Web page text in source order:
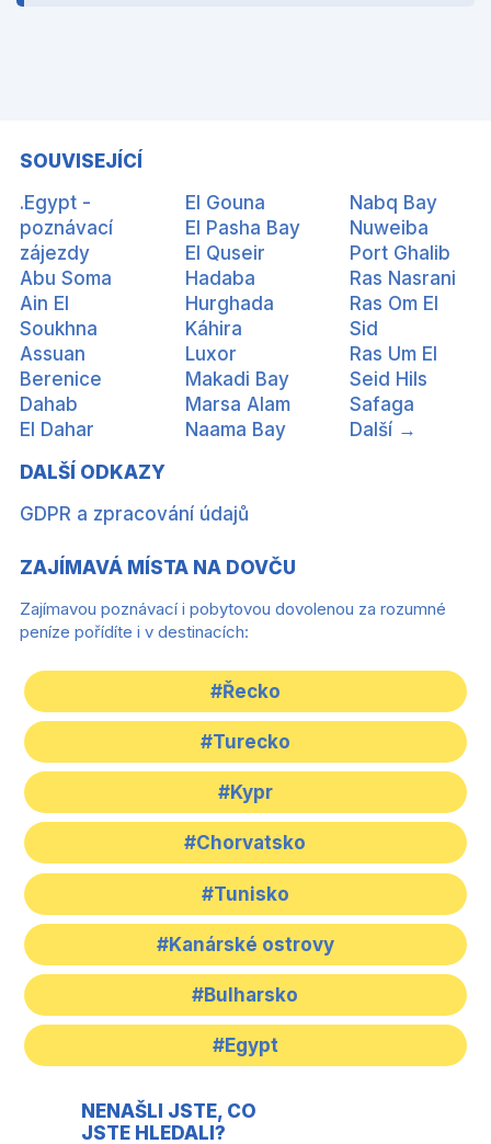
SOUVISEJÍCÍ
.Egypt -
poznávací
zájezdy
Abu Soma
Ain El
Soukhna
Assuan
Berenice
Dahab
El Dahar
El Gouna
El Pasha Bay
El Quseir
Hadaba
Hurghada
Káhira
Luxor
Makadi Bay
Marsa Alam
Naama Bay
Nabq Bay
Nuweiba
Port Ghalib
Ras Nasrani
Ras Om El
Sid
Ras Um El
Seid Hils
Safaga
Další →
DALŠÍ ODKAZY
GDPR a zpracování údajů
ZAJÍMAVÁ MÍSTA NA DOVČU
Zajímavou poznávací i pobytovou dovolenou za rozumné
peníze pořídíte i v destinacích:
#Řecko
#Turecko
#Kypr
#Chorvatsko
#Tunisko
#Kanárské ostrovy
#Bulharsko
#Egypt
NENAŠLI JSTE, CO
JSTE HLEDALI?